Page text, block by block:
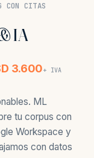
CON CITAS
IA
3.600+ IVA
ML
tu corpus con
Workspace y
con datos